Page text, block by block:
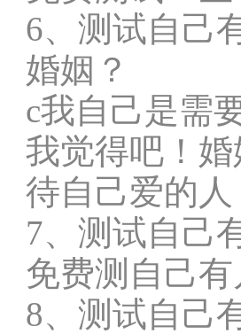
6、测试自己
婚姻？
c我自己是需
我觉得吧！
待自己爱的人
7、测试自己
免费测自己
8、测试自己